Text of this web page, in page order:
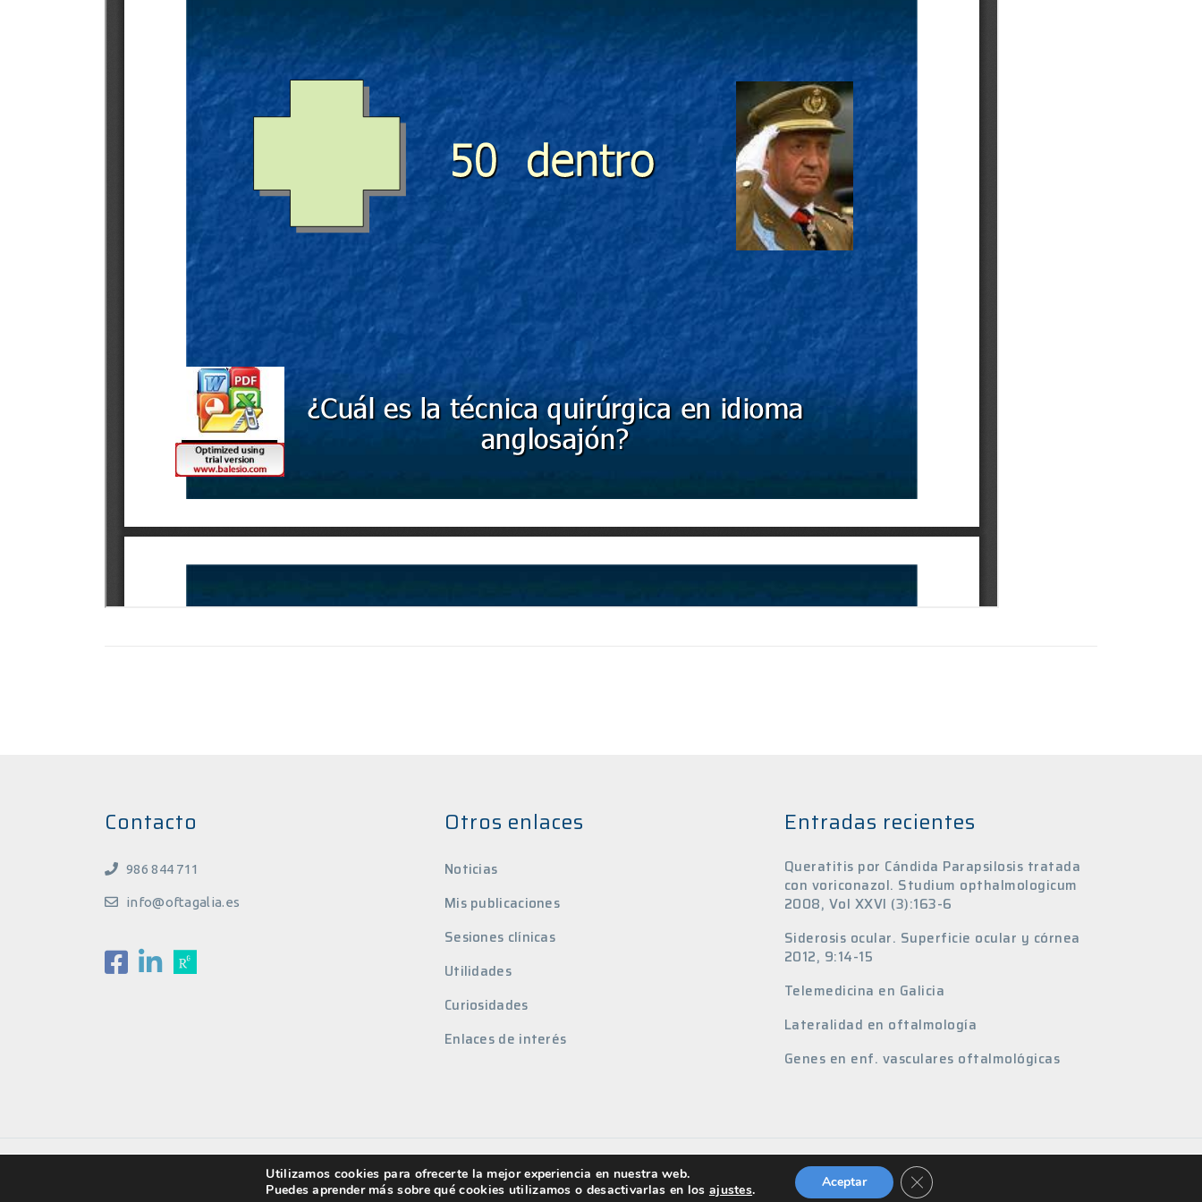
Contacto
986 844 711
info@oftagalia.es
Otros enlaces
Noticias
Mis publicaciones
Sesiones clínicas
Utilidades
Curiosidades
Enlaces de interés
Entradas recientes
Queratitis por Cándida Parapsilosis tratada
con voriconazol. Studium opthalmologicum
2008, Vol XXVI (3):163-6
Siderosis ocular. Superficie ocular y córnea
2012, 9:14-15
Telemedicina en Galicia
Lateralidad en oftalmología
Genes en enf. vasculares oftalmológicas
Copyright ©2022 Oftagalia Aviso Legal Privacidad de datos
Utilizamos cookies para ofrecerte la mejor experiencia en nuestra web.
Puedes aprender más sobre qué cookies utilizamos o desactivarlas en los ajustes. Aceptar CERRAR EL BANNER DE COOKIES RGPD